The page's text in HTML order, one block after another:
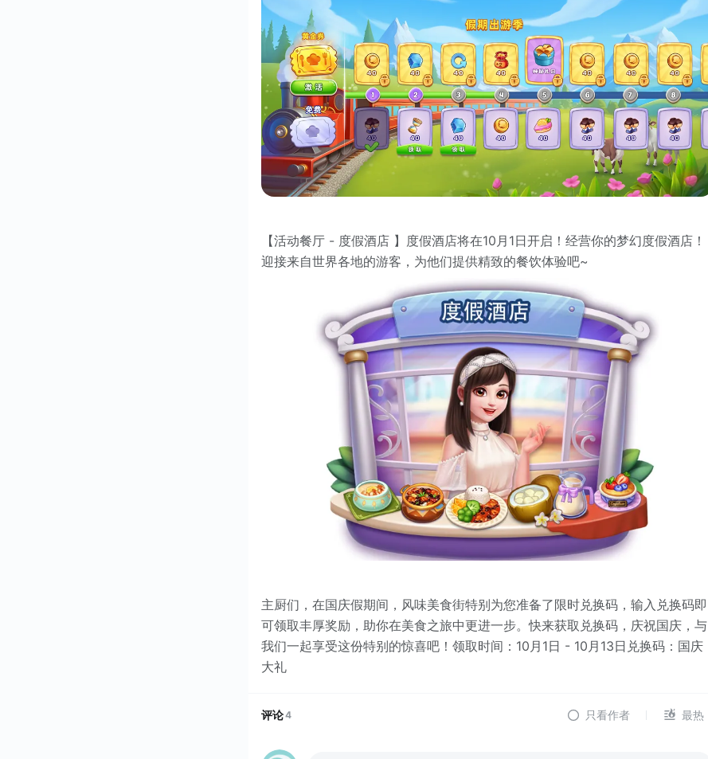
【活动餐厅 - 度假酒店 】度假酒店将在10月1日开启！经营你的梦幻度假酒店！
迎接来自世界各地的游客，为他们提供精致的餐饮体验吧~
主厨们，在国庆假期间，风味美食街特别为您准备了限时兑换码，输入兑换码即
可领取丰厚奖励，助你在美食之旅中更进一步。快来获取兑换码，庆祝国庆，与
我们一起享受这份特别的惊喜吧！领取时间：10月1日 - 10月13日兑换码：国庆
大礼
评论4 只看作者 最热